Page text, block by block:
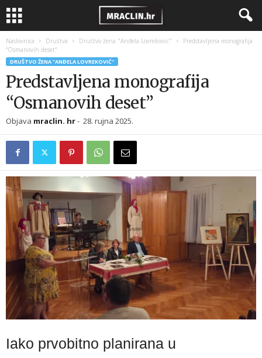
Naslovnica Društva Društvo žena "Anđela Lovreković"
Predstavljena monografija
“Osmanovih deset”
DRUŠTVO ŽENA "ANĐELA LOVREKOVIĆ"
Predstavljena monografija
“Osmanovih deset”
Objava mraclin. hr- 28. rujna 2025.
Iako prvobitno planirana u